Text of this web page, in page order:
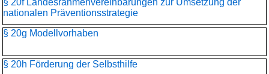
§ 20f Landesrahmenvereinbarungen zur Umsetzung der
nationalen Präventionsstrategie
§ 20g Modellvorhaben
§ 20h Förderung der Selbsthilfe